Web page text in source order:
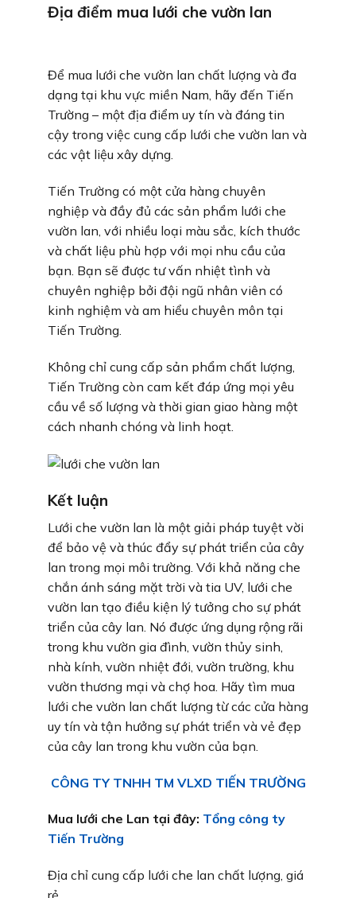
Địa điểm mua lưới che vườn lan
Để mua lưới che vườn lan chất lượng và đa
dạng tại khu vực miền Nam, hãy đến Tiến
Trường – một địa điểm uy tín và đáng tin
cậy trong việc cung cấp lưới che vườn lan và
các vật liệu xây dựng.
Tiến Trường có một cửa hàng chuyên
nghiệp và đầy đủ các sản phẩm lưới che
vườn lan, với nhiều loại màu sắc, kích thước
và chất liệu phù hợp với mọi nhu cầu của
bạn. Bạn sẽ được tư vấn nhiệt tình và
chuyên nghiệp bởi đội ngũ nhân viên có
kinh nghiệm và am hiểu chuyên môn tại
Tiến Trường.
Không chỉ cung cấp sản phẩm chất lượng,
Tiến Trường còn cam kết đáp ứng mọi yêu
cầu về số lượng và thời gian giao hàng một
cách nhanh chóng và linh hoạt.
Kết luận
Lưới che vườn lan là một giải pháp tuyệt vời
để bảo vệ và thúc đẩy sự phát triển của cây
lan trong mọi môi trường. Với khả năng che
chắn ánh sáng mặt trời và tia UV, lưới che
vườn lan tạo điều kiện lý tưởng cho sự phát
triển của cây lan. Nó được ứng dụng rộng rãi
trong khu vườn gia đình, vườn thủy sinh,
nhà kính, vườn nhiệt đới, vườn trường, khu
vườn thương mại và chợ hoa. Hãy tìm mua
lưới che vườn lan chất lượng từ các cửa hàng
uy tín và tận hưởng sự phát triển và vẻ đẹp
của cây lan trong khu vườn của bạn.
CÔNG TY TNHH TM VLXD TIẾN TRƯỜNG
Mua lưới che Lan tại đây: Tổng công ty
Tiến Trường
Địa chỉ cung cấp lưới che lan chất lượng, giá